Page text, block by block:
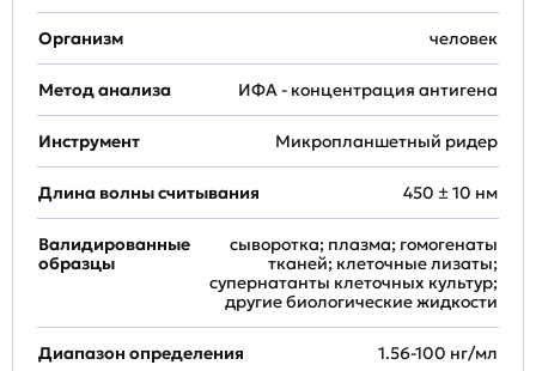
Организм человек
Метод анализа ИФА - концентрация антигена
Инструмент Микропланшетный ридер
Длина волны считывания 450 ± 10 нм
Валидированные
образцы
сыворотка; плазма; гомогенаты
тканей; клеточные лизаты;
супернатанты клеточных культур;
другие биологические жидкости
Диапазон определения 1.56-100 нг/мл